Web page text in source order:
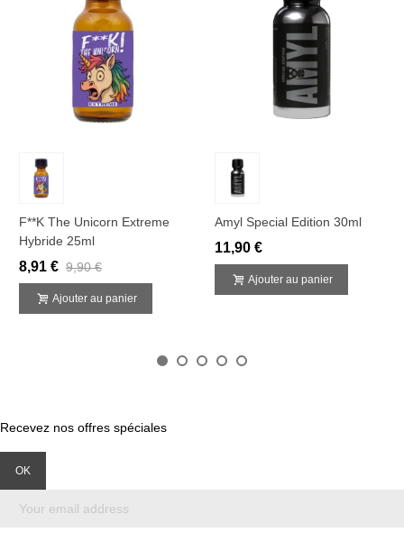
F**k The Unicorn Extreme
Hybride 25ml
8,91 € 9,90 €
Ajouter au panier
Amyl Special Edition 30ml
11,90 €
Ajouter au panier
Recevez nos offres spéciales